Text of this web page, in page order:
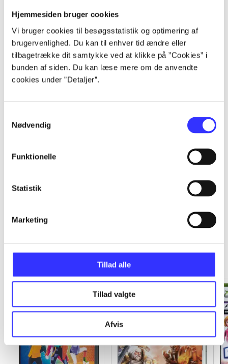
Hjemmesiden bruger cookies
Vi bruger cookies til besøgsstatistik og optimering af
brugervenlighed. Du kan til enhver tid ændre eller
tilbagetrække dit samtykke ved at klikke på ”Cookies” i
bunden af siden. Du kan læse mere om de anvendte
cookies under ”Detaljer”.
Nødvendig
Funktionelle
Statistik
Marketing
Tillad alle
Tillad valgte
Afvis
Alle registrerede artikler fordelt på udgivelser
...
...
Minder om